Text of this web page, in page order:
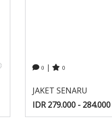
0 | 0
JAKET SENARU
IDR 279.000 - 284.000